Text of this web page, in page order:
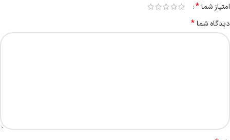
امتیاز شما*
دیدگاه شما*